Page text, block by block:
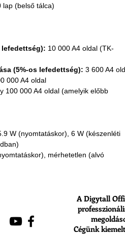
lap (belső tálca)
lefedettség): 10 000 A4 oldal (TK-
(5%-os lefedettség): 3 600 A4
000 A4 oldal
100 000 A4 oldal (amelyik előbb
W (nyomtatáskor), 6 W (készenléti
mérhetetlen (alvó
A Digytall
Cégünk